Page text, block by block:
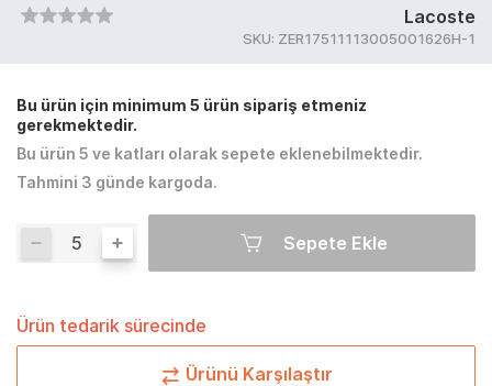
Lacoste
SKU: ZER17511113005001626H-1
Bu ürün için minimum 5 ürün sipariş etmeniz
gerekmektedir.
Bu ürün 5 ve katları olarak sepete eklenebilmektedir.
Tahmini 3 günde kargoda.
Sepete Ekle
Ürün tedarik sürecinde
Ürünü Karşılaştır